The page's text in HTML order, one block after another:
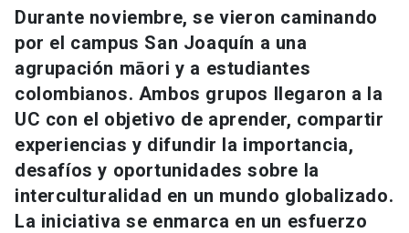
Información para keyboard_arrow_down
Futuros estudiantes
Estudiantes
Académicos
Personal
Go to english site launch
ACCESOS DIRECTOS
Admisión launch
Mi Cuenta UC launch
Durante noviembre, se vieron caminando
por el campus San Joaquín a una
agrupación māori y a estudiantes
colombianos. Ambos grupos llegaron a la
UC con el objetivo de aprender, compartir
experiencias y difundir la importancia,
desafíos y oportunidades sobre la
interculturalidad en un mundo globalizado.
La iniciativa se enmarca en un esfuerzo